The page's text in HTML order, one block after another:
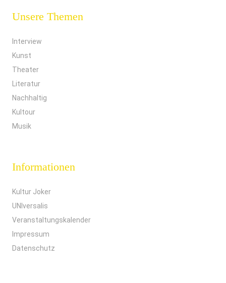
Unsere Themen
Interview
Kunst
Theater
Literatur
Nachhaltig
Kultour
Musik
Informationen
Kultur Joker
UNIversalis
Veranstaltungskalender
Impressum
Datenschutz